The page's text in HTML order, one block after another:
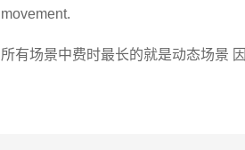
movement.
所有场景中费时最长的就是动态场景